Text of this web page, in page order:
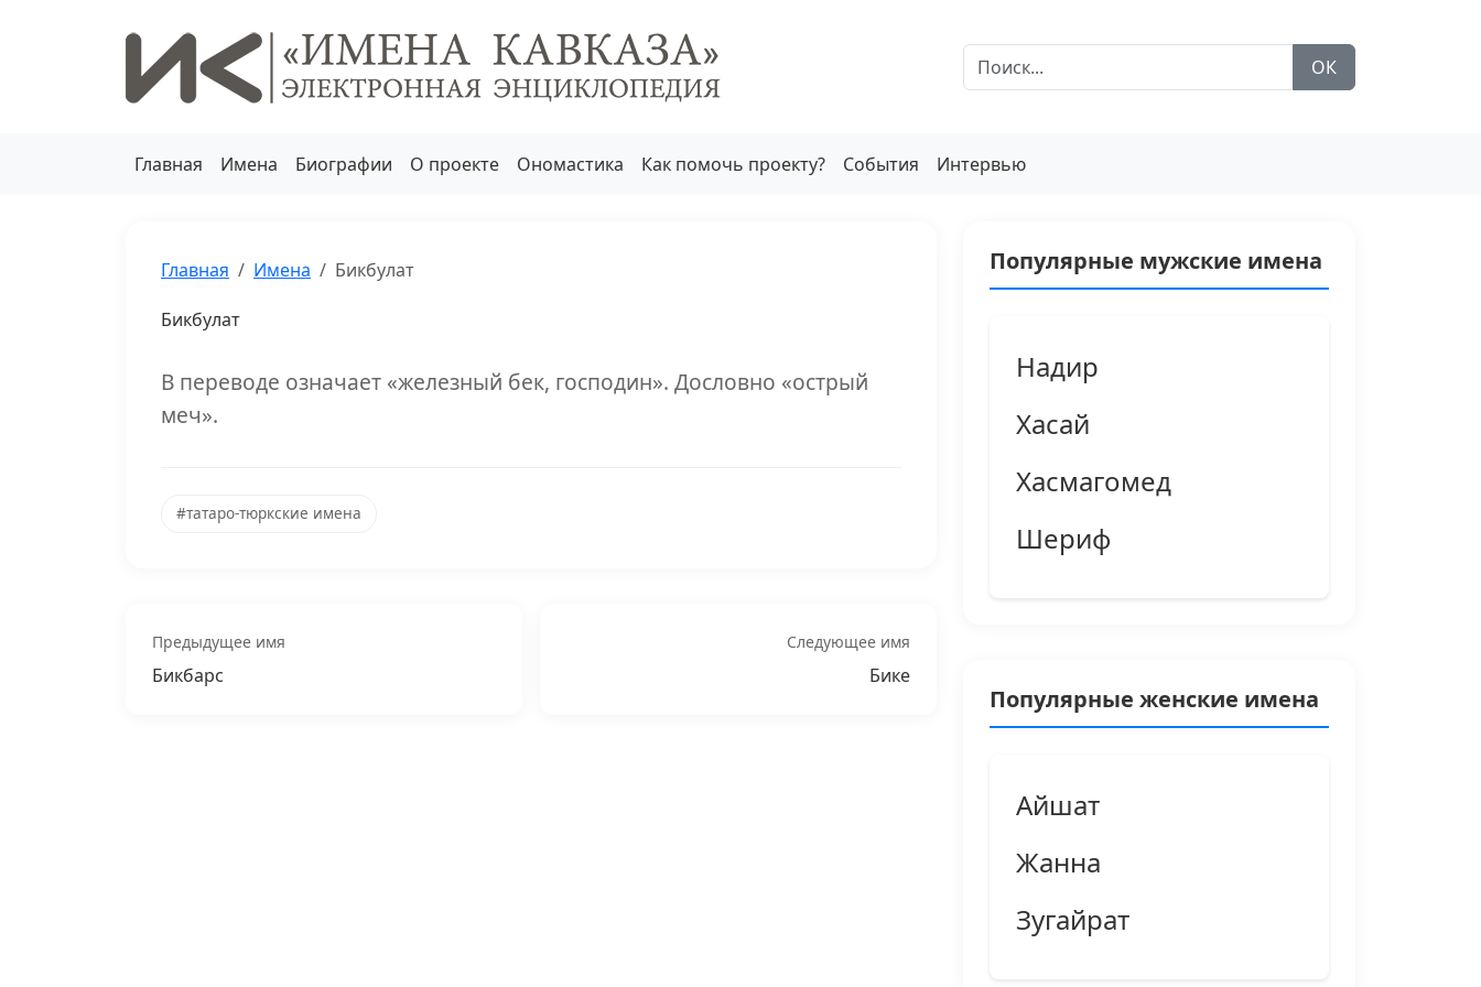
ОК
Главная Имена Биографии О проекте Ономастика Как помочь проекту? События Интервью
Главная Имена Бикбулат
Бикбулат
В переводе означает «железный бек, господин». Дословно «острый
меч».
#татаро-тюркские имена
Предыдущее имя
Бикбарс
Следующее имя
Бике
Популярные мужские имена
Надир
Хасай
Хасмагомед
Шериф
Популярные женские имена
Айшат
Жанна
Зугайрат